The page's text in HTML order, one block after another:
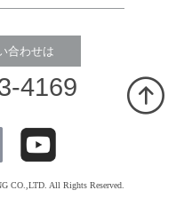
合わせは
4169
CO.,LTD. All Rights Reserved.